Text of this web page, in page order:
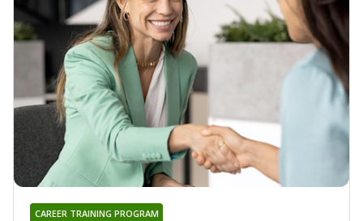
CAREER TRAINING PROGRAM